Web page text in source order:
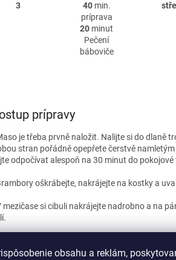
obsahu a reklám,
3
40min.
príprava
20 minut
Pečení
báboviče
prípravy
je třeba prvně naložit. Nalijte si do dlaně
stran pořádně opepřete čerstvě
odpočívat alespoň na 30 minut do pokojové
oškrábejte, nakrájejte na kostky a
mezičase si cibuli nakrájejte nadrobno a na
Uvařené brambory našťouchejte a smíchejte s
Kaší naplňte vymazané bábovičky a